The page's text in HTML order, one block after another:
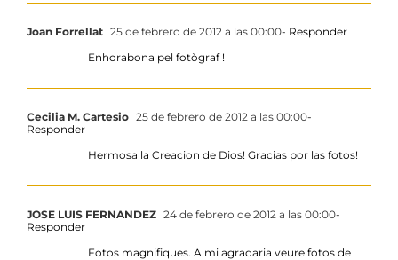
Joan Forrellat 25 de febrero de 2012 a las 00:00- Responder
Enhorabona pel fotògraf !
Cecilia M. Cartesio 25 de febrero de 2012 a las 00:00-
Responder
Hermosa la Creacion de Dios! Gracias por las fotos!
JOSE LUIS FERNANDEZ 24 de febrero de 2012 a las 00:00-
Responder
Fotos magnifiques. A mi agradaria veure fotos de